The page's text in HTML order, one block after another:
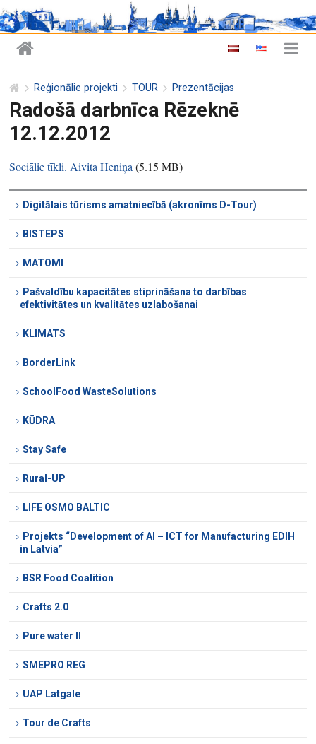
Reģionālie projekti TOUR Prezentācijas
Radošā darbnīca Rēzeknē
12.12.2012
Sociālie tīkli. Aivita Heniņa (5.15 MB)
Digitālais tūrisms amatniecībā (akronīms D-Tour)
BISTEPS
MATOMI
Pašvaldību kapacitātes stiprināšana to darbības
efektivitātes un kvalitātes uzlabošanai
KLIMATS
BorderLink
SchoolFood WasteSolutions
KŪDRA
Stay Safe
Rural-UP
LIFE OSMO BALTIC
Projekts “Development of AI – ICT for Manufacturing EDIH
in Latvia”
BSR Food Coalition
Crafts 2.0
Pure water II
SMEPRO REG
UAP Latgale
Tour de Crafts